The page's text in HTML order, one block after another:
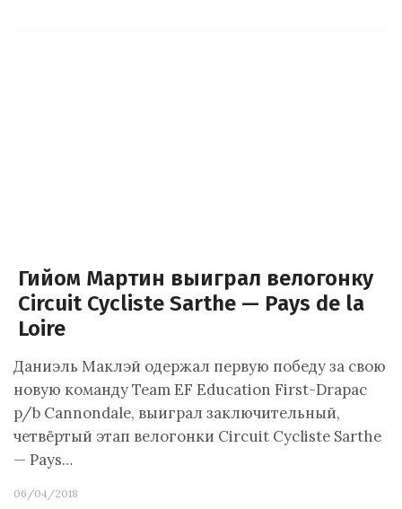
Гийом Мартин выиграл велогонку
Circuit Cycliste Sarthe — Pays de la
Loire
Даниэль Маклэй одержал первую победу за свою
новую команду Team EF Education First-Drapac
p/b Cannondale, выиграл заключительный,
четвёртый этап велогонки Circuit Cycliste Sarthe
— Pays…
06/04/2018